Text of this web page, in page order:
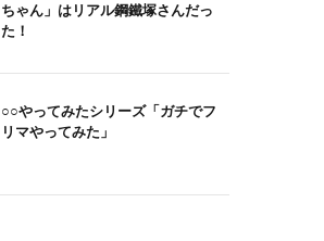
ちゃん」はリアル鋼鐵塚さんだっ
た！
○○やってみたシリーズ「ガチでフ
リマやってみた」